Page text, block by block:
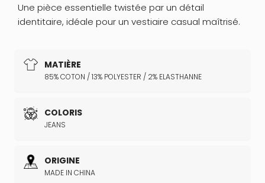
MATIÈRE
85% COTON / 13% POLYESTER / 2% ELASTHANNE
COLORIS
JEANS
ORIGINE
MADE IN CHINA
Une pièce essentielle twistée par un détail
identitaire, idéale pour un vestiaire casual maîtrisé.